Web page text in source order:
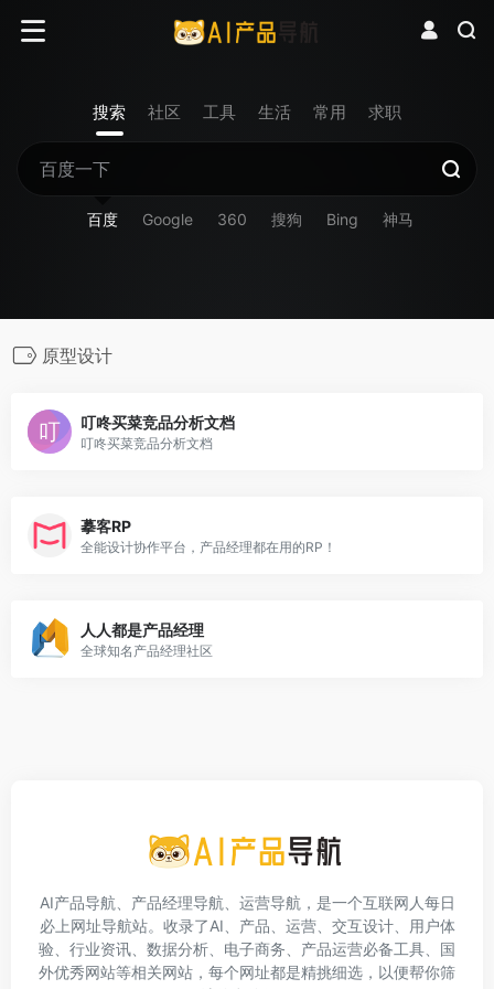
搜索 社区 工具 生活 常用 求职
百度 Google 360 搜狗 Bing 神马
原型设计
叮咚买菜竞品分析文档
叮咚买菜竞品分析文档
摹客RP
全能设计协作平台，产品经理都在用的RP！
人人都是产品经理
全球知名产品经理社区
AI产品导航、产品经理导航、运营导航，是一个互联网人每日
必上网址导航站。收录了AI、产品、运营、交互设计、用户体
验、行业资讯、数据分析、电子商务、产品运营必备工具、国
外优秀网站等相关网站，每个网址都是精挑细选，以便帮你筛